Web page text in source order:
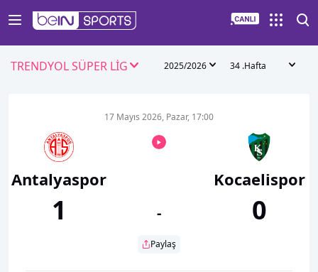
TRENDYOL SÜPER LİG 2025/2026 34 .Hafta
Antalyaspor
1
17 Mayıs 2026, Pazar, 17:00
-
Paylaş
Kocaelispor
0